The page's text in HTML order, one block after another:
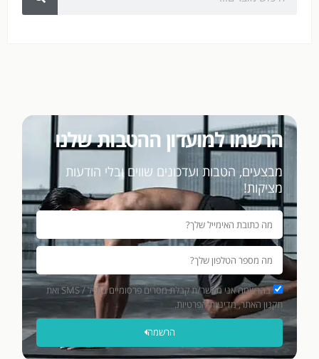
הרשמו למועדון ההטבות שלנו
מבצעים, הטבות ועדכונים שווים ובלי הודעות
מציקות!
בהרשמה אני מאשר/ת קבלת מסרים פרסומיים במייל / SMS ואת
תקנון האתר, מדיניות הפרטיות.
הרשמה